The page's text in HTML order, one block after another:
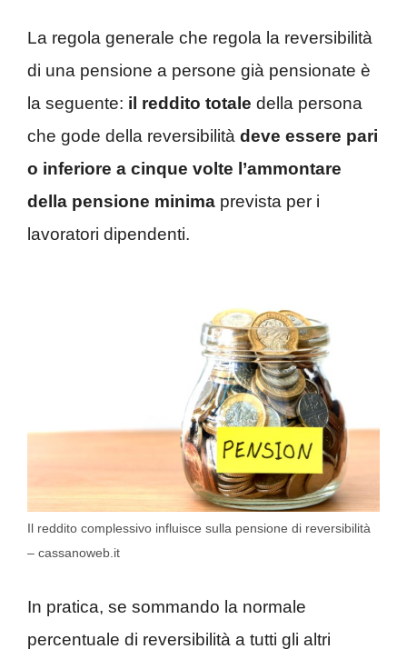
La regola generale che regola la reversibilità
di una pensione a persone già pensionate è
la seguente: il reddito totale della persona
che gode della reversibilità deve essere pari
o inferiore a cinque volte l’ammontare
della pensione minima prevista per i
lavoratori dipendenti.
Il reddito complessivo influisce sulla pensione di reversibilità
– cassanoweb.it
In pratica, se sommando la normale
percentuale di reversibilità a tutti gli altri